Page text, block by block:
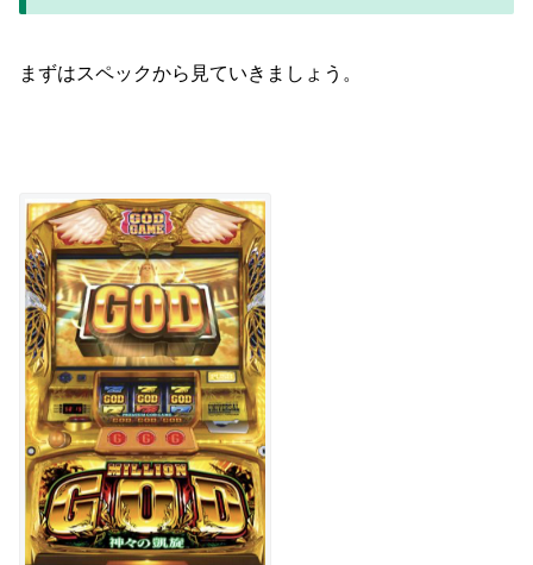
まずはスペックから見ていきましょう。